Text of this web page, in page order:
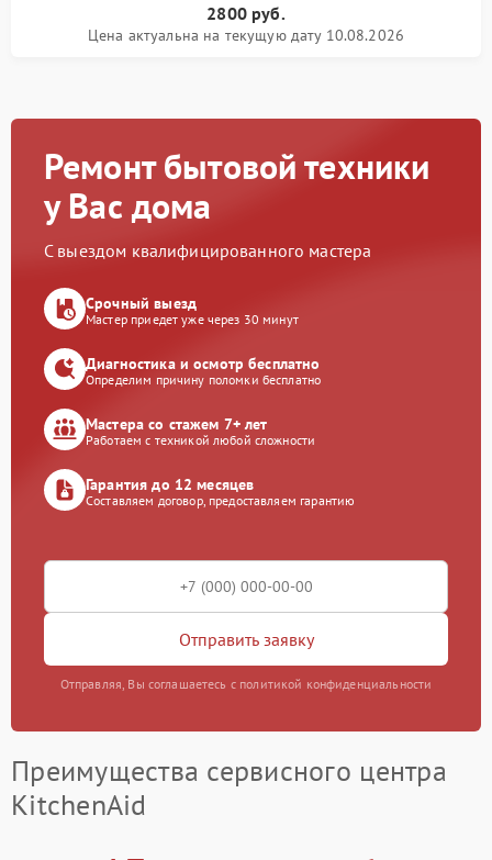
2800 руб.
Цена актуальна на текущую дату 10.08.2026
Ремонт бытовой техники
у Вас дома
С выездом квалифицированного мастера
Срочный выезд
Мастер приедет уже через 30 минут
Диагностика и осмотр бесплатно
Определим причину поломки бесплатно
Мастера со стажем 7+ лет
Работаем с техникой любой сложности
Гарантия до 12 месяцев
Составляем договор, предоставляем гарантию
Отправить заявку
Отправляя, Вы соглашаетесь с политикой конфиденциальности
Преимущества сервисного центра
KitchenAid